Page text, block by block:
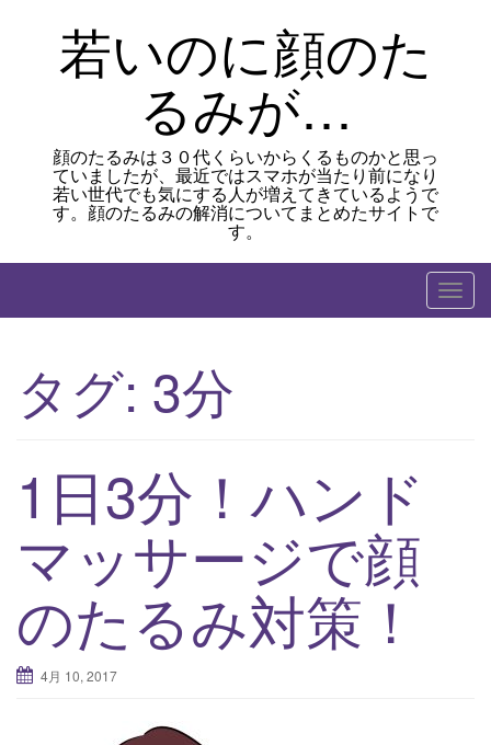
若いのに顔のた
るみが…
顔のたるみは３０代くらいからくるものかと思っ
ていましたが、最近ではスマホが当たり前になり
若い世代でも気にする人が増えてきているようで
す。顔のたるみの解消についてまとめたサイトで
す。
T
o
タグ: 3分
1日3分！ハンド
マッサージで顔
のたるみ対策！
4月 10, 2017